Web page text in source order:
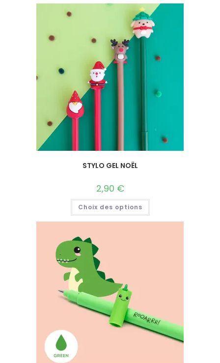
STYLO GEL NOËL
2,90 €
Choix des options